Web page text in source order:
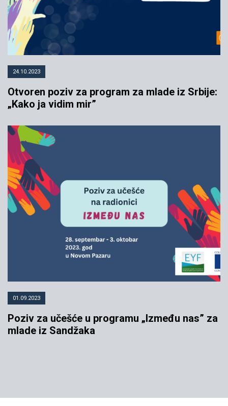
24.10.2023
Otvoren poziv za program za mlade iz Srbije:
„Kako ja vidim mir”
01.09.2023
Poziv za učešće u programu „Između nas” za
mlade iz Sandžaka